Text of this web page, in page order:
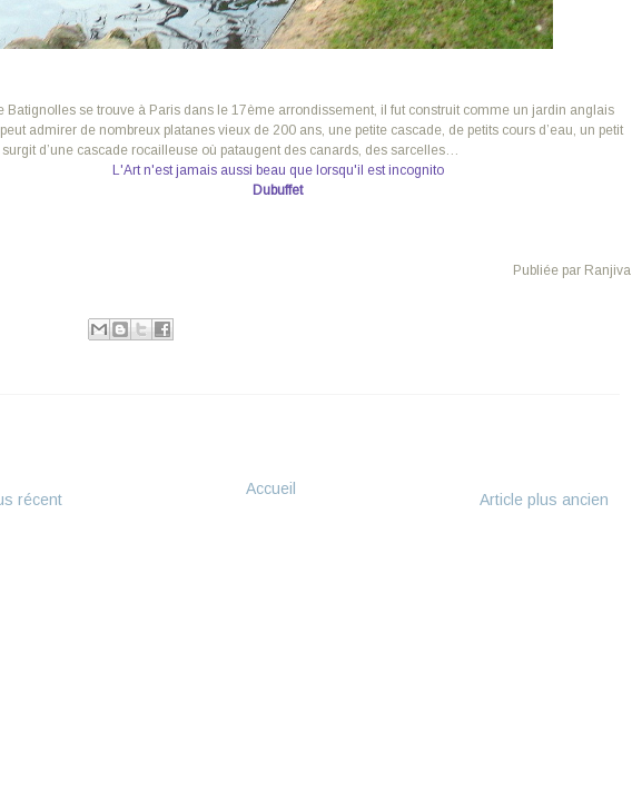
Batignolles se trouve à Paris dans le 17ème arrondissement, il fut construit comme un jardin anglais
admirer de nombreux platanes vieux de 200 ans, une petite cascade, de petits cours d’eau, un petit
d’une cascade rocailleuse où pataugent des canards, des sarcelles…
L'Art n'est jamais aussi beau que lorsqu'il est incognito
Dubuffet
Publiée par Ranjiva
récent Article plus ancien
Accueil